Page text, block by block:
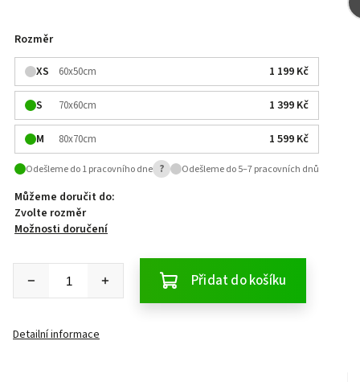
Rozměr
XS
60x50cm 1 199 Kč
S 70x60cm 1 399 Kč
M 80x70cm 1 599 Kč
Odešleme do 1 pracovního dne ? Odešleme do 5–7 pracovních dnů
Můžeme doručit do:
Zvolte rozměr
Možnosti doručení
Přidat do košíku
Detailní informace